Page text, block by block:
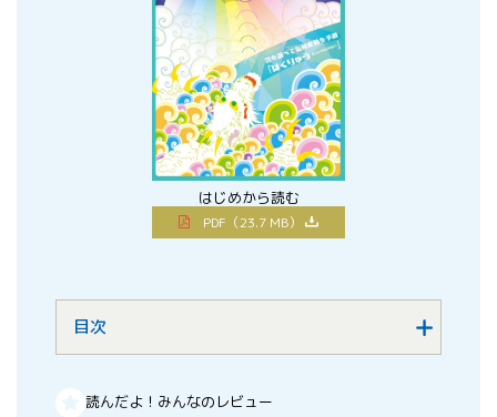
はじめから読む
PDF（23.7 MB）
目次
読んだよ！みんなのレビュー